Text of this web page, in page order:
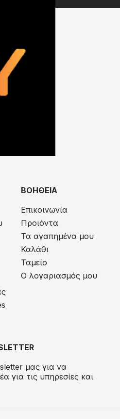
ΒΟΗΘΕΙΑ
Επικοινωνία
Προιόντα
Τα αγαπημένα μου
Καλάθι
Ταμείο
Ο λογαριασμός μου
μας για να
για τις υπηρεσίες και